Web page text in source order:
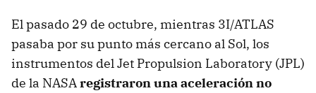
El pasado 29 de octubre, mientras 3I/ATLAS
pasaba por su punto más cercano al Sol, los
instrumentos del Jet Propulsion Laboratory (JPL)
de la NASAregistraron una aceleración no